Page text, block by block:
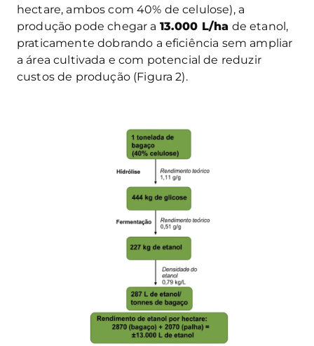
hectare, ambos com 40% de celulose), a
produção pode chegar a 13.000 L/ha de etanol,
praticamente dobrando a eficiência sem ampliar
a área cultivada e com potencial de reduzir
custos de produção (Figura 2).